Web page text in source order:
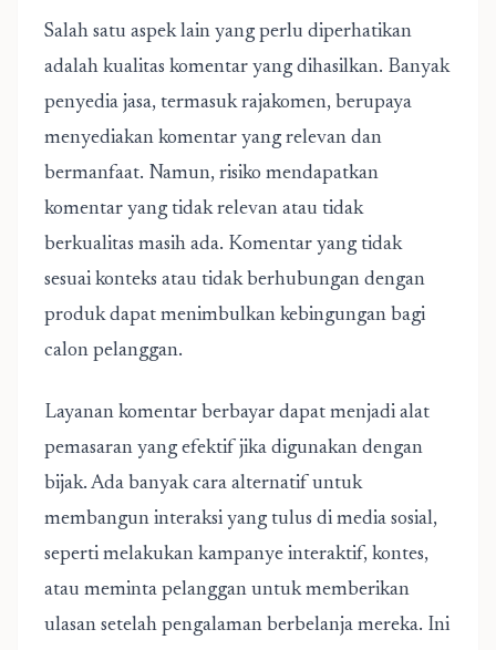
Salah satu aspek lain yang perlu diperhatikan
adalah kualitas komentar yang dihasilkan. Banyak
penyedia jasa, termasuk rajakomen, berupaya
menyediakan komentar yang relevan dan
bermanfaat. Namun, risiko mendapatkan
komentar yang tidak relevan atau tidak
berkualitas masih ada. Komentar yang tidak
sesuai konteks atau tidak berhubungan dengan
produk dapat menimbulkan kebingungan bagi
calon pelanggan.
Layanan komentar berbayar dapat menjadi alat
pemasaran yang efektif jika digunakan dengan
bijak. Ada banyak cara alternatif untuk
membangun interaksi yang tulus di media sosial,
seperti melakukan kampanye interaktif, kontes,
atau meminta pelanggan untuk memberikan
ulasan setelah pengalaman berbelanja mereka. Ini